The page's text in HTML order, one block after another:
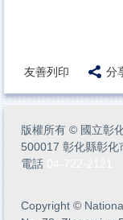
友善列印 分
版權所有 © 國立彰
500017 彰化縣彰化
電話
Copyright ©